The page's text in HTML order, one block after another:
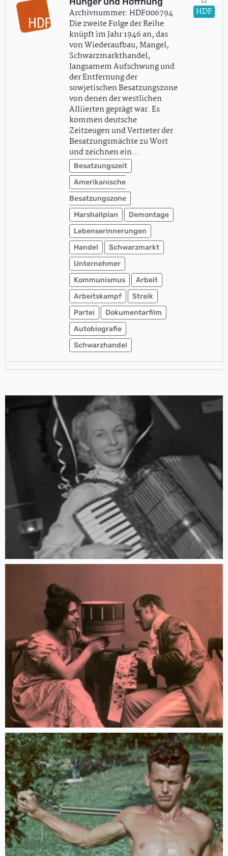
Archivnummer: HDF006794
Die zweite Folge der Reihe
knüpft im Jahr 1946 an, das
von Wiederaufbau, Mangel,
Schwarzmarkthandel,
langsamem Aufschwung und
der Entfernung der
sowjetischen Besatzungszone
von denen der westlichen
Alliierten geprägt war. Es
kommen deutsche
Zeitzeugen und Vertreter der
Besatzungsmächte zu Wort
und zeichnen ein…
Besatzungszeit
Amerikanische
Besatzungszone
Marshallplan
Demontage
Lebenserinnerungen
Handel
Schwarzmarkt
Unternehmer
Kommunismus
Arbeit
Arbeitskampf
Streik
Partei
Dokumentarfilm
Autobiografie
Schwarzhandel
HDF